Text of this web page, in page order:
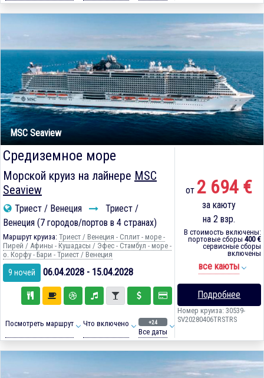
MSC Seaview
Средиземное море
Морской круиз на лайнере MSC
Seaview
Триест / Венеция
Триест /
Венеция (7 городов/портов в 4 странах)
Маршрут круиза: Триест / Венеция - Сплит - море -
Пирей / Афины - Кушадасы / Эфес - Стамбул - море -
о. Корфу - Бари - Триест / Венеция
9 ночей 06.04.2028 - 15.04.2028
Посмотреть маршрут Что включено +24
Все даты
от 2 694 €
за каюту
на 2 взр.
В стоимость включены:
портовые сборы 400 €
сервисные сборы
включены
все каюты
Подробнее
Номер круиза: 30539-
SV20280406TRSTRS